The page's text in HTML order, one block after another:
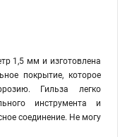
1,5 мм и изготовлена
покрытие, которое
Гильза легко
инструмента и
соединение. Не могу